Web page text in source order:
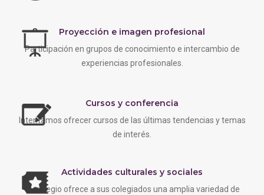
Proyección e imagen profesional
Participación en grupos de conocimiento e intercambio de
experiencias profesionales.
Cursos y conferencia
Intentamos ofrecer cursos de las últimas tendencias y temas
de interés.
Actividades culturales y sociales
EL colegio ofrece a sus colegiados una amplia variedad de